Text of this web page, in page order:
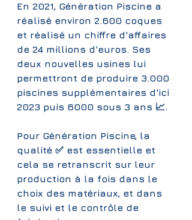
En 2021, Génération Piscine a
réalisé environ 2.600 coques
et réalisé un chiffre d'affaires
de 24 millions d'euros. Ses
deux nouvelles usines lui
permettront de produire 3.000
piscines supplémentaires d'ici
2023 puis 6000 sous 3 ans 📈.
Pour Génération Piscine, la
qualité ✅ est essentielle et
cela se retranscrit sur leur
production à la fois dans le
choix des matériaux, et dans
le suivi et le contrôle de